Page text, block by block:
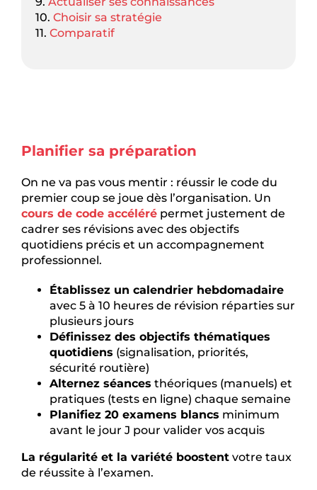
10. Choisir sa stratégie
11. Comparatif
Planifier sa préparation
On ne va pas vous mentir : réussir le code du
premier coup se joue dès l’organisation. Un
cours de code accélérépermet justement de
cadrer ses révisions avec des objectifs
quotidiens précis et un accompagnement
professionnel.
Établissez un calendrier hebdomadaire
avec 5 à 10 heures de révision réparties sur
plusieurs jours
Définissez des objectifs thématiques
quotidiens (signalisation, priorités,
sécurité routière)
Alternez séances théoriques (manuels) et
pratiques (tests en ligne) chaque semaine
Planifiez 20 examens blancs minimum
avant le jour J pour valider vos acquis
La régularité et la variété boostentvotre taux
de réussite à l’examen.